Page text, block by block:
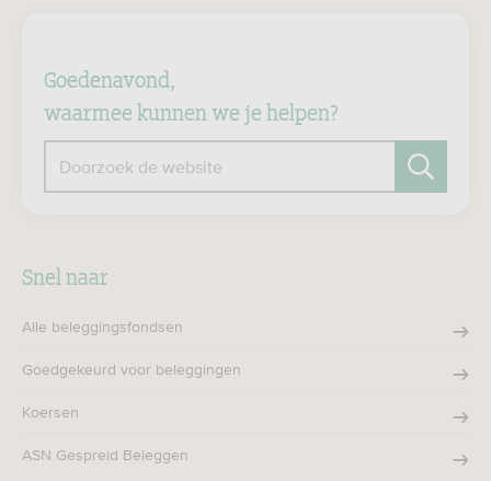
Goedenavond,
waarmee kunnen we je helpen?
Doorzoek de website
Snel naar
Alle beleggingsfondsen
Goedgekeurd voor beleggingen
Koersen
ASN Gespreid Beleggen